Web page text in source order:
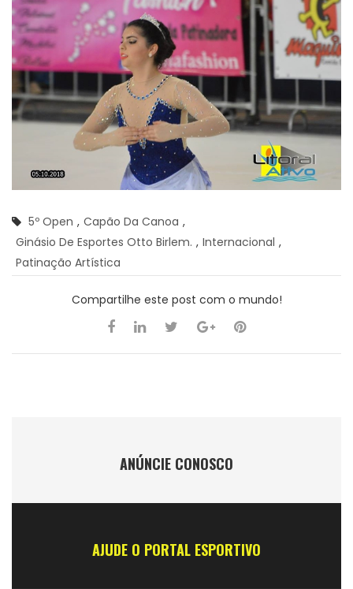
5º Open , Capão Da Canoa ,
Ginásio De Esportes Otto Birlem. , Internacional ,
Patinação Artística
Compartilhe este post com o mundo!
ANÚNCIE CONOSCO
AJUDE O PORTAL ESPORTIVO